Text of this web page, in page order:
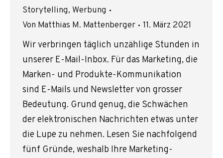
Storytelling, Werbung
Von Matthias M. Mattenberger 11. März 2021
Wir verbringen täglich unzählige Stunden in
unserer E-Mail-Inbox. Für das Marketing, die
Marken- und Produkte-Kommunikation
sind E-Mails und Newsletter von grosser
Bedeutung. Grund genug, die Schwächen
der elektronischen Nachrichten etwas unter
die Lupe zu nehmen. Lesen Sie nachfolgend
fünf Gründe, weshalb Ihre Marketing-